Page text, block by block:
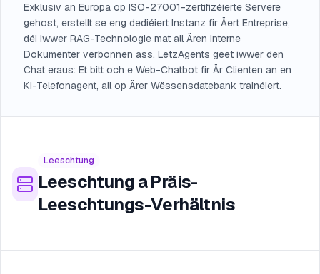
Exklusiv an Europa op ISO-27001-zertifizéierte Servere
gehost, erstellt se eng dediéiert Instanz fir Äert Entreprise,
déi iwwer RAG-Technologie mat all Ären interne
Dokumenter verbonnen ass. LetzAgents geet iwwer den
Chat eraus: Et bitt och e Web-Chatbot fir Är Clienten an en
KI-Telefonagent, all op Ärer Wëssensdatebank trainéiert.
Leeschtung
Leeschtung a Präis-
Leeschtungs-Verhältnis